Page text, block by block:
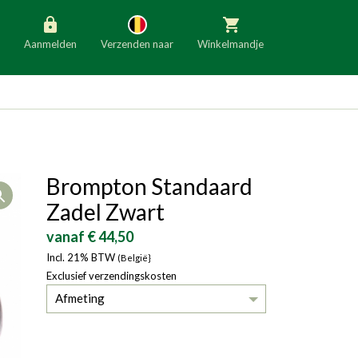
Aanmelden Verzenden naar
Slovenië Italië
Denemarken
Bulgarije
Winkelmandje
Open
Brompton Standaard
Zadel Zwart
vanaf € 44,50
Incl. 21% BTW (België}
Exclusief verzendingskosten
Afmeting